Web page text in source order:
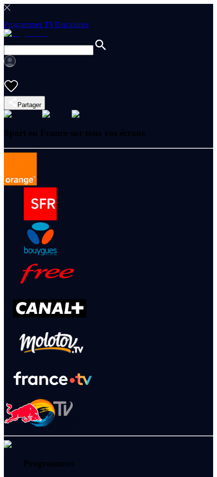
Programmes TVDisciplines
Partager
Sport en France sur tous vos écrans
Programmes